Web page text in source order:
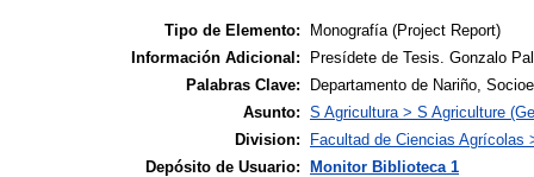
Tipo de Elemento:
Monografía (Project Report)
Información Adicional:
Presídete de Tesis. Gonzalo
Palabras Clave:
Departamento de Nariño,
Asunto: S Agricultura > S Agriculture
Division:
Facultad de Ciencias Agrícolas
Depósito de Usuario: Monitor Biblioteca 1